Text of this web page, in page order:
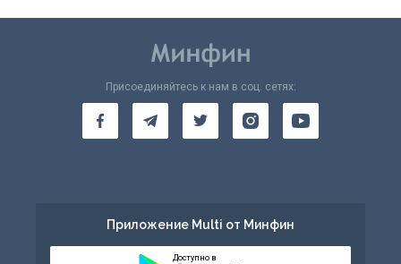
Присоединяйтесь к нам в соц. сетях:
Приложение Multi от Минфин
Доступно в